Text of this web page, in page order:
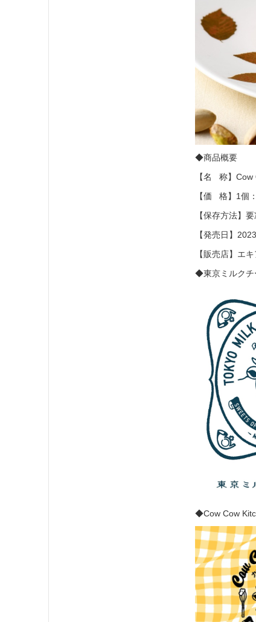
◆商品概要
【名 称】Cow
【価 格】1個
【保存方法】
【発売日】
【販売店】エ
◆東京ミルク
◆Cow Cow